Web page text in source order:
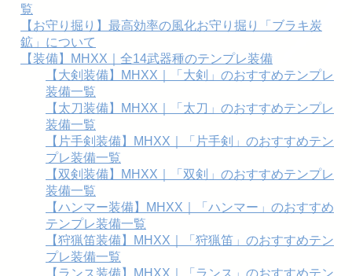
覧
【お守り掘り】最高効率の風化お守り掘り「ブラキ炭
鉱」について
【装備】MHXX｜全14武器種のテンプレ装備
【大剣装備】MHXX｜「大剣」のおすすめテンプレ
装備一覧
【太刀装備】MHXX｜「太刀」のおすすめテンプレ
装備一覧
【片手剣装備】MHXX｜「片手剣」のおすすめテン
プレ装備一覧
【双剣装備】MHXX｜「双剣」のおすすめテンプレ
装備一覧
【ハンマー装備】MHXX｜「ハンマー」のおすすめ
テンプレ装備一覧
【狩猟笛装備】MHXX｜「狩猟笛」のおすすめテン
プレ装備一覧
【ランス装備】MHXX｜「ランス」のおすすめテン